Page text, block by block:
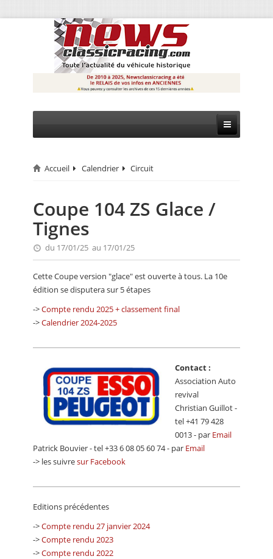
CIRCUIT
RALLYE
MONTAGNE
EVÈNEMENTS
CALENDRIER
VIDEO
PETITES ANNONCES
Accueil Calendrier Circuit
Coupe 104 ZS Glace /
Tignes
du 17/01/25 au 17/01/25
Cette Coupe version "glace" est ouverte à tous. La 10e
édition se disputera sur 5 étapes
->Compte rendu 2025 + classement final
->Calendrier 2024-2025
Contact :
Association Auto
revival
Christian Guillot -
tel +41 79 428
0013 - par Email
Patrick Bouvier - tel +33 6 08 05 60 74 - par Email
-> les suivresur Facebook
Editions précédentes
->Compte rendu 27 janvier 2024
->Compte rendu 2023
->Compte rendu 2022